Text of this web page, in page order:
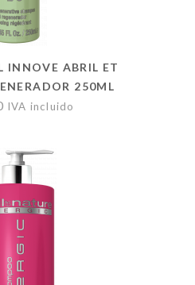
INNOVE ABRIL ET
250ML
IVA incluido